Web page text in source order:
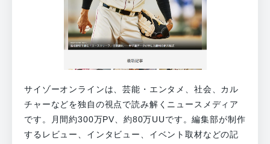
サイゾーオンラインは、芸能・エンタメ、社会、カル
チャーなどを独自の視点で読み解くニュースメディア
です。月間約300万PV、約80万UUです。編集部が制作
するレビュー、インタビュー、イベント取材などの記